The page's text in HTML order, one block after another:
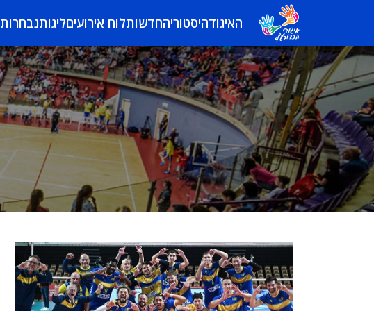
האיגודהיסטוריהחדשותלוח אירועיםליגותנבחרות